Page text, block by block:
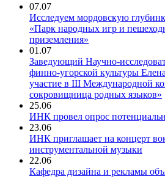
07.07
Исследуем мордовскую
«Парк народных игр и
приземления»
01.07
Заведующий Научно-
финно-угорской культуры
участие в III Международной
сокровищница родных языков»
25.06
ИНК провел опрос
23.06
ИНК приглашает на концерт
инструментальной музыки
22.06
Кафедра дизайна и рекламы